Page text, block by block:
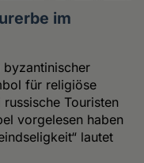
im
byzantinischer
für religiöse
Touristen
vorgelesen haben
lautet